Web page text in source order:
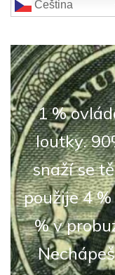
Čeština‎
1 %
loutky.
snaží se
použije 4
% v